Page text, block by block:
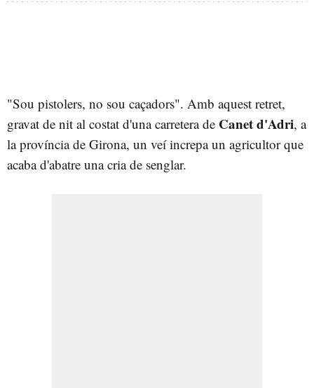
"Sou pistolers, no sou caçadors". Amb aquest retret,
gravat de nit al costat d'una carretera de Canet d'Adri, a
la província de Girona, un veí increpa un agricultor que
acaba d'abatre una cria de senglar.